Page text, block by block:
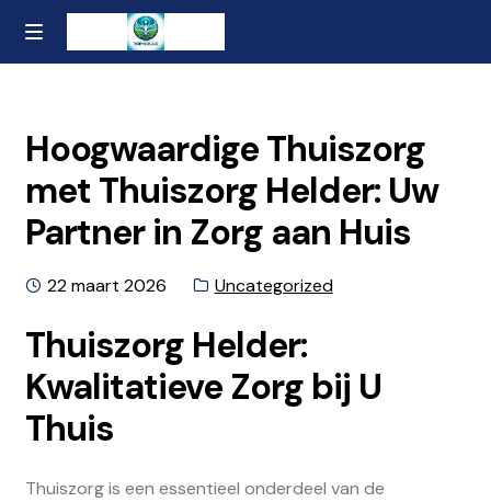
Ga
naar
Naar
de
MENU
Contact
Over ons
Privacybeleid en Algemene Voorwaarden
Hoogwaardige Thuiszorg
met Thuiszorg Helder: Uw
Partner in Zorg aan Huis
Geplaatst
22 maart 2026 Categorie:
Uncategorized
Thuiszorg Helder:
Kwalitatieve Zorg bij U
Thuis
Thuiszorg is een essentieel onderdeel van de